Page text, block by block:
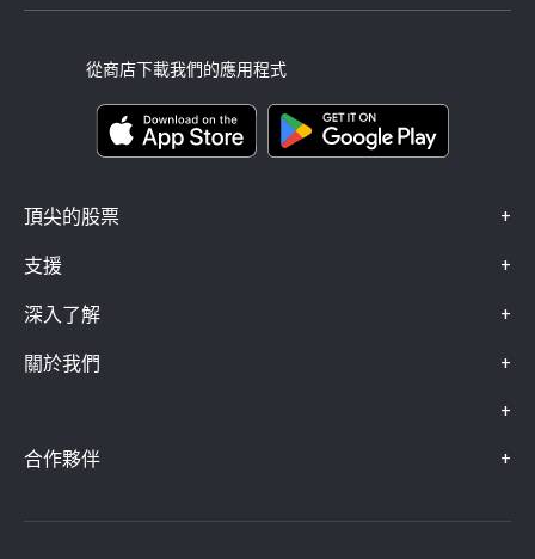
從商店下載我們的應用程式
頂尖的股票 +
支援 +
深入了解 +
關於我們 +
+
風險揭露
關鍵資訊文件
投訴資料（FCA 客戶）
合作夥伴 +
投資保險